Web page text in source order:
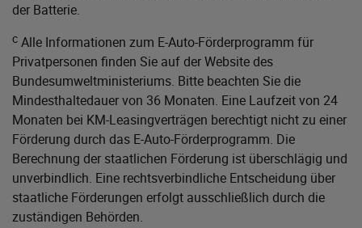
der Batterie.
c Alle Informationen zum E-Auto-Förderprogramm für
Privatpersonen finden Sie auf der Website des
Bundesumweltministeriums. Bitte beachten Sie die
Mindesthaltedauer von 36 Monaten. Eine Laufzeit von 24
Monaten bei KM-Leasingverträgen berechtigt nicht zu einer
Förderung durch das E-Auto-Förderprogramm. Die
Berechnung der staatlichen Förderung ist überschlägig und
unverbindlich. Eine rechtsverbindliche Entscheidung über
staatliche Förderungen erfolgt ausschließlich durch die
zuständigen Behörden.